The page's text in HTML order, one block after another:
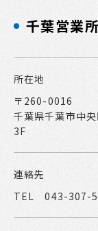
千葉営業所
所在地
〒260-0016
千葉県千葉市中
3F
連絡先
TEL 043-307-